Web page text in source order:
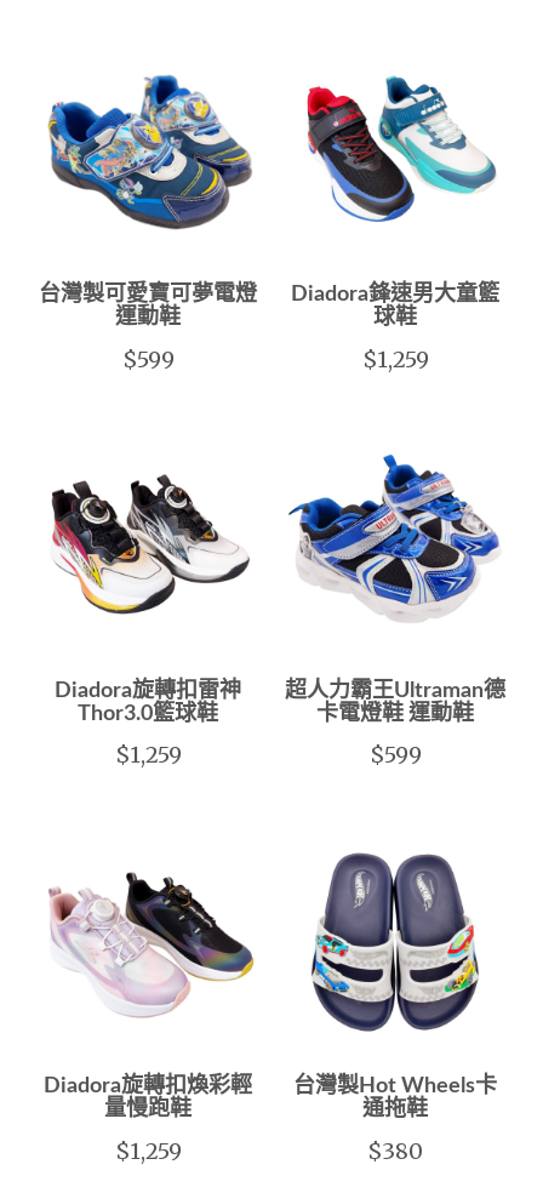
台灣製可愛寶可夢電燈
運動鞋
$599
Diadora鋒速男大童籃
球鞋
$1,259
Diadora旋轉扣雷神
Thor3.0籃球鞋
$1,259
超人力霸王Ultraman德
卡電燈鞋 運動鞋
$599
Diadora旋轉扣煥彩輕
量慢跑鞋
$1,259
台灣製Hot Wheels卡
通拖鞋
$380